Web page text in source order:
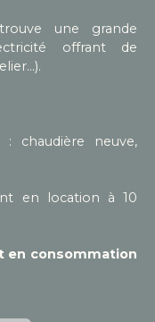
une grande
offrant de
chaudière neuve,
en location à 10
en consommation